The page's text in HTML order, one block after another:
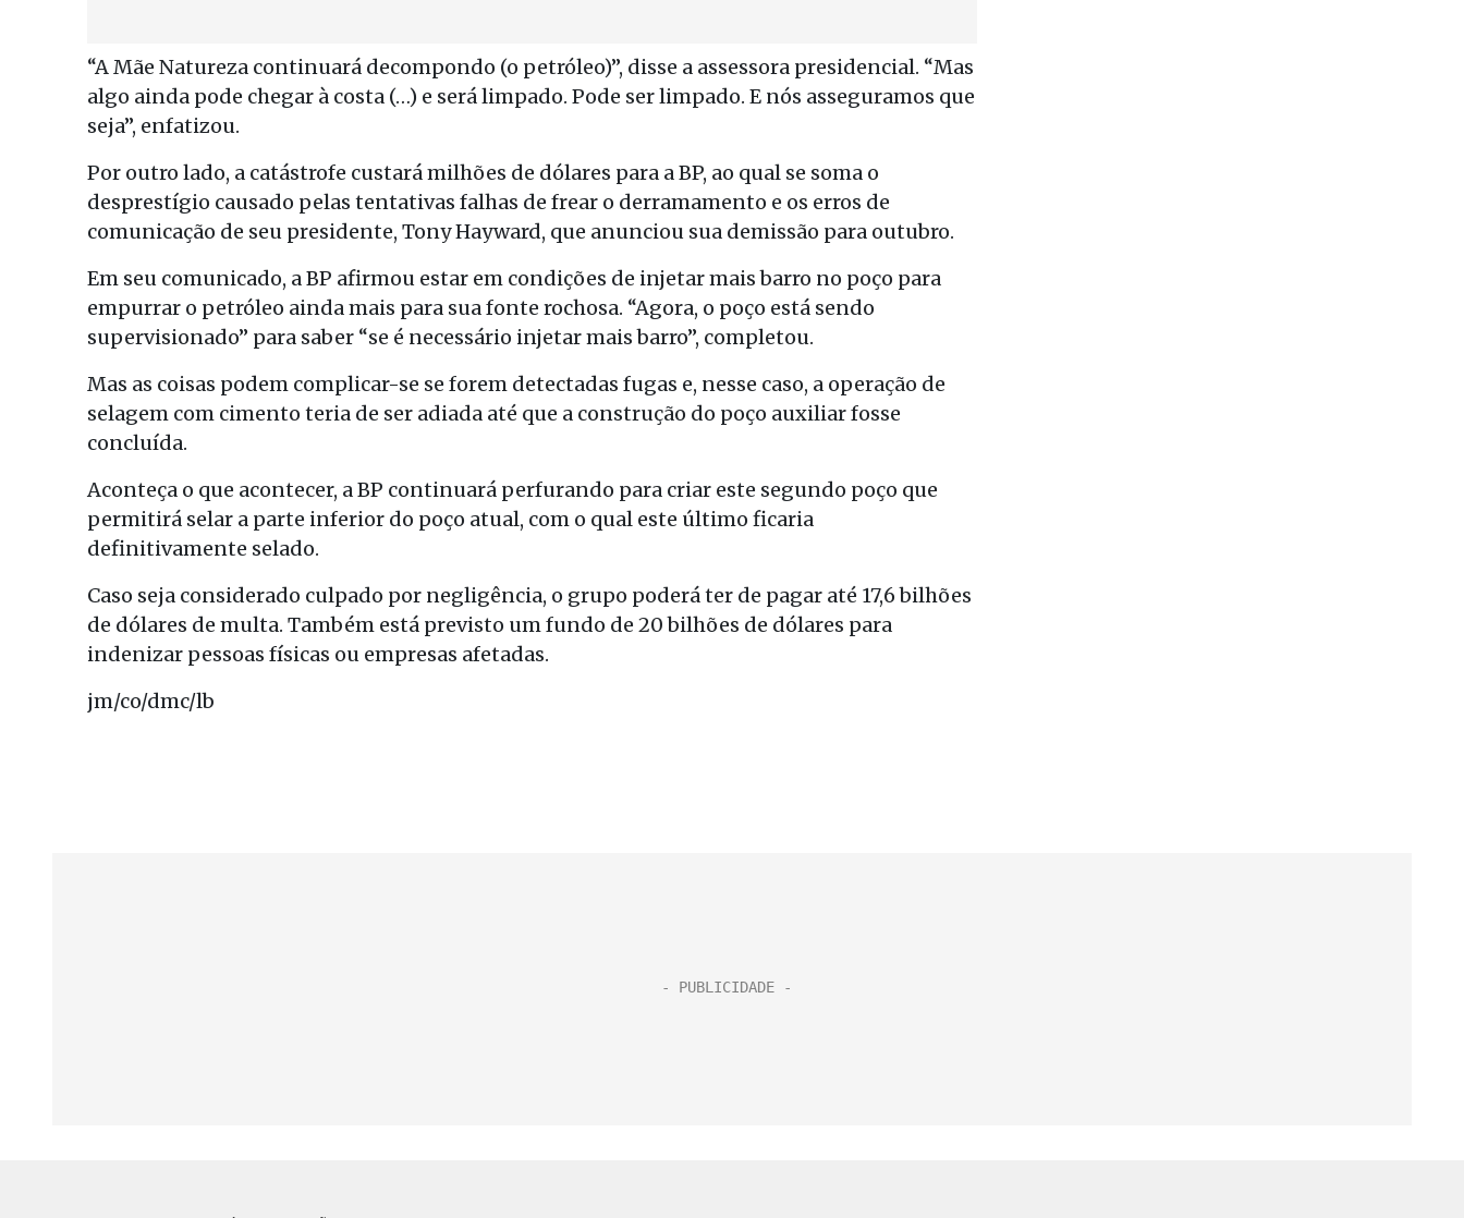
“A Mãe Natureza continuará decompondo (o petróleo)”, disse a assessora presidencial. “Mas
algo ainda pode chegar à costa (…) e será limpado. Pode ser limpado. E nós asseguramos que
seja”, enfatizou.
Por outro lado, a catástrofe custará milhões de dólares para a BP, ao qual se soma o
desprestígio causado pelas tentativas falhas de frear o derramamento e os erros de
comunicação de seu presidente, Tony Hayward, que anunciou sua demissão para outubro.
Em seu comunicado, a BP afirmou estar em condições de injetar mais barro no poço para
empurrar o petróleo ainda mais para sua fonte rochosa. “Agora, o poço está sendo
supervisionado” para saber “se é necessário injetar mais barro”, completou.
Mas as coisas podem complicar-se se forem detectadas fugas e, nesse caso, a operação de
selagem com cimento teria de ser adiada até que a construção do poço auxiliar fosse
concluída.
Aconteça o que acontecer, a BP continuará perfurando para criar este segundo poço que
permitirá selar a parte inferior do poço atual, com o qual este último ficaria
definitivamente selado.
Caso seja considerado culpado por negligência, o grupo poderá ter de pagar até 17,6 bilhões
de dólares de multa. Também está previsto um fundo de 20 bilhões de dólares para
indenizar pessoas físicas ou empresas afetadas.
jm/co/dmc/lb